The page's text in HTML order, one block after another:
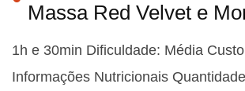
Massa Red Velvet e
1h e 30min Dificuldade: Média
Informações Nutricionais